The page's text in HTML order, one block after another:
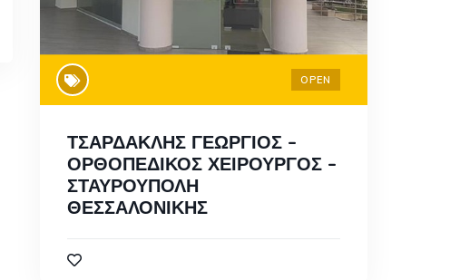
OPEN
ΤΣΑΡΔΑΚΛΗΣ ΓΕΩΡΓΙΟΣ –
ΟΡΘΟΠΕΔΙΚΟΣ ΧΕΙΡΟΥΡΓΟΣ –
ΣΤΑΥΡΟΥΠΟΛΗ
ΘΕΣΣΑΛΟΝΙΚΗΣ